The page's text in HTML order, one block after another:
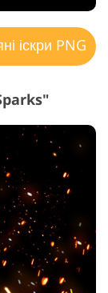
іскри PNG